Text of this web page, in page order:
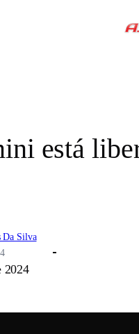
está
Da Silva
2024